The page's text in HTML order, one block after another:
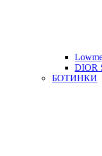
DIOR
БОТИНКИ